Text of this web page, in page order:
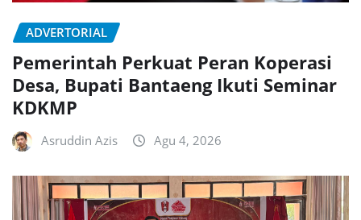
ADVERTORIAL
Pemerintah Perkuat Peran Koperasi
Desa, Bupati Bantaeng Ikuti Seminar
KDKMP
Asruddin Azis Agu 4, 2026